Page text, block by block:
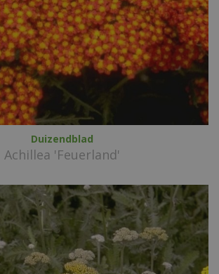
Duizendblad
Achillea 'Feuerland'